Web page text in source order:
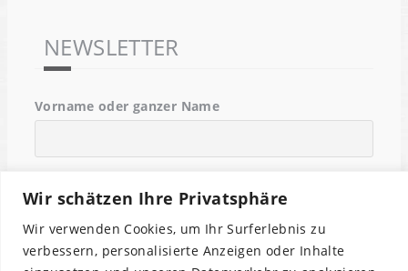
Wir schätzen Ihre Privatsphäre
Wir verwenden Cookies, um Ihr Surferlebnis zu
verbessern, personalisierte Anzeigen oder Inhalte
NEWSLETTER
Vorname oder ganzer Name
Indem Du fortfährst, akzeptierst Du unsere
Datenschutzerklärung.